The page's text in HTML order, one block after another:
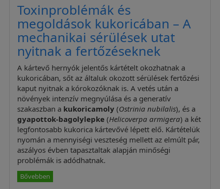
Toxinproblémák és
megoldások kukoricában – A
mechanikai sérülések utat
nyitnak a fertőzéseknek
A kártevő hernyók jelentős kártételt okozhatnak a
kukoricában, sőt az általuk okozott sérülések fertőzési
kaput nyitnak a kórokozóknak is. A vetés után a
növények intenzív megnyúlása és a generatív
szakaszban a kukoricamoly (Ostrinia nubilalis), és a
gyapottok-bagolylepke (Helicoverpa armigera) a két
legfontosabb kukorica kártevővé lépett elő. Kártételük
nyomán a mennyiségi veszteség mellett az elmúlt pár,
aszályos évben tapasztaltak alapján minőségi
problémák is adódhatnak.
Bővebben